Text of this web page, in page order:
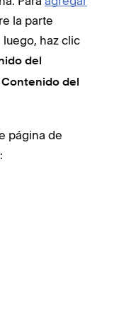
la parte
haz clic
del
Contenido del
página de